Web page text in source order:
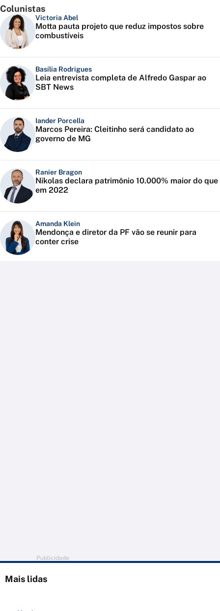
Colunistas
Victoria Abel
Motta pauta projeto que reduz impostos sobre
combustíveis
Basília Rodrigues
Leia entrevista completa de Alfredo Gaspar ao
SBT News
Iander Porcella
Marcos Pereira: Cleitinho será candidato ao
governo de MG
Ranier Bragon
Nikolas declara patrimônio 10.000% maior do que
em 2022
Amanda Klein
Mendonça e diretor da PF vão se reunir para
conter crise
Publicidade
Mais lidas